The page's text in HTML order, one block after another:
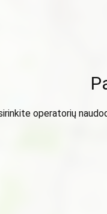
operatorių